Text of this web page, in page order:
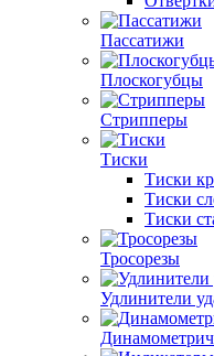
Пассатижи
Плоскогубцы
Стрипперы
Тиски
Тиски
Тиски
Тиски
Тросорезы
Удлинители